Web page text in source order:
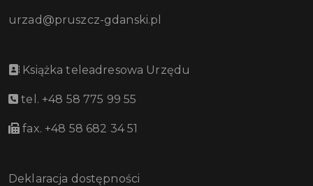
urzad@pruszcz-gdanski.pl
Książka teleadresowa Urzędu
tel. +48 58 775 99 55
fax. +48 58 682 34 51
Deklaracja dostępności